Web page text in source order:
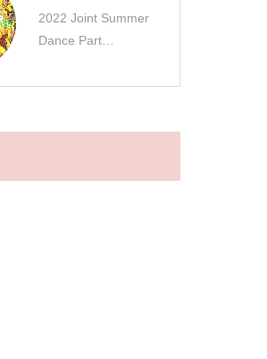
2022 Joint Summer
Dance Part…